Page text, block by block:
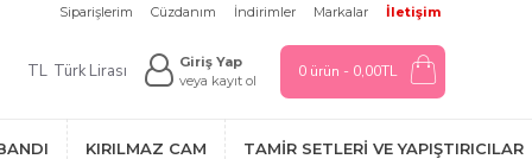
Siparişlerim Cüzdanım İndirimler Markalar İletişim
TL Türk Lirası
Giriş Yap
veya kayıt ol
0 ürün - 0,00TL
KIRILMAZ CAM TAMIR SETLERI VE YAPIŞTIRICILAR